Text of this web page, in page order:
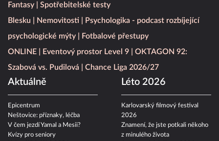
Fantasy
Spotřebitelské testy
Blesku
Nemovitosti
Psychologika - podcast rozbíjející
psychologické mýty
Fotbalové přestupy
ONLINE
Eventový prostor Level 9
OKTAGON 92:
Szabová vs. Pudilová
Chance Liga 2026/27
Aktuálně
Epicentrum
Neštovice: příznaky, léčba
V čem jezdí Yamal a Mesii?
Kvízy pro seniory
Léto 2026
Karlovarský filmový festival
2026
Znamení, že jste potkali někoho
z minulého života